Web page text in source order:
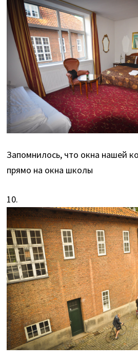
Запомнилось, что окна нашей
прямо на окна школы
10.